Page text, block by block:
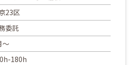
23区
委託
～
180h